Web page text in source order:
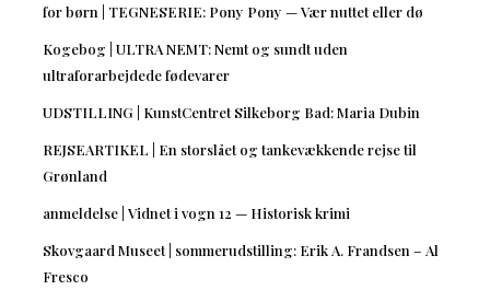
for børn | TEGNESERIE: Pony Pony — Vær nuttet eller dø
Kogebog | ULTRA NEMT: Nemt og sundt uden
ultraforarbejdede fødevarer
UDSTILLING | KunstCentret Silkeborg Bad: Maria Dubin
REJSEARTIKEL | En storslået og tankevækkende rejse til
Grønland
anmeldelse | Vidnet i vogn 12 — Historisk krimi
Skovgaard Museet | sommerudstilling: Erik A. Frandsen – Al
Fresco